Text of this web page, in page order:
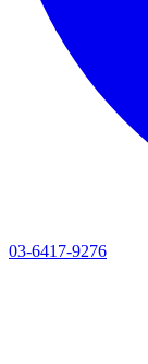
03-6417-9276